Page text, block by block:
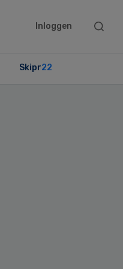
Inloggen
Search
Skipr22